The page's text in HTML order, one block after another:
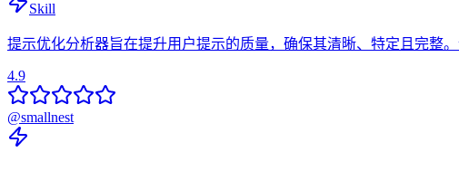
Skill
提示优化分析器旨在提升用户提示的质量，确保其清晰、特定且完整
4.9
@smallnest